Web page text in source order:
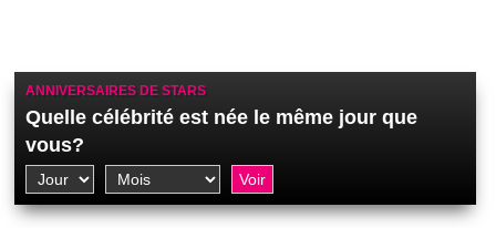
ANNIVERSAIRES DE STARS
Quelle célébrité est née le même jour que
vous?